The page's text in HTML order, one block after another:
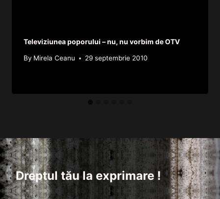
Televiziunea poporului – nu, nu vorbim de OTV
By Mirela Ceanu 29 septembrie 2010
Dreptul tău la exprimare !